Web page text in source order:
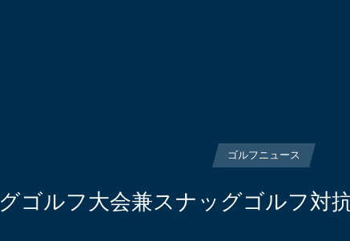
ゴルフニュース
ゴルフ大会兼スナッグゴルフ対